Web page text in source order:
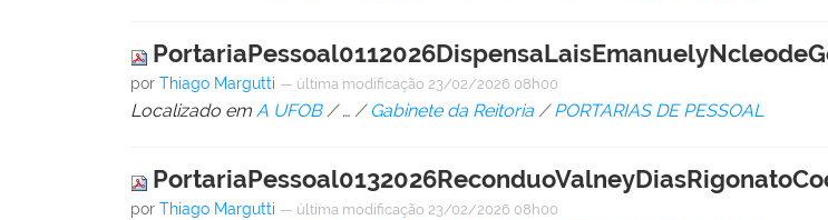
porThiago Margutti — última modificação 23/02/2026 08h00
Localizado em A UFOB /…/ Gabinete da Reitoria /PORTARIAS DE PESSOAL
porThiago Margutti — última modificação 23/02/2026 08h00